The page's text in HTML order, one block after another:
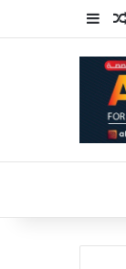
الدخول
مقال عشوائي
إضافة عمود